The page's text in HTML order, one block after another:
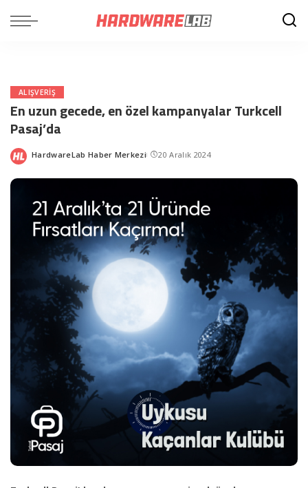
ALIŞVERIŞ
En uzun gecede, en özel kampanyalar Turkcell
Pasaj’da
Posted
HardwareLab Haber Merkezi 20 Aralık 2024